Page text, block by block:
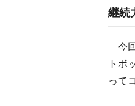
継続
今
トボ
って